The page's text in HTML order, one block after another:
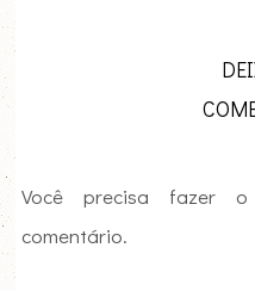
Você precisa fazer
comentário.